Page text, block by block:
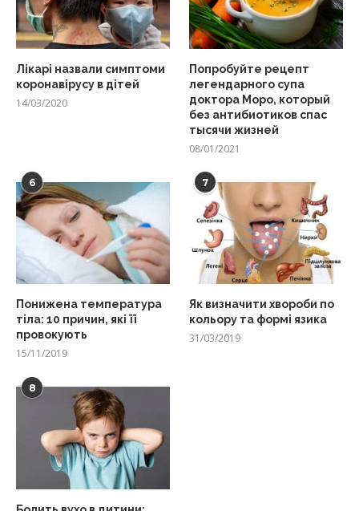
Лікарі назвали симптоми
коронавірусу в дітей
14/03/2020
Попробуйте рецепт
легендарного супа
доктора Моро, который
без антибиотиков спас
тысячи жизней
08/01/2021
6
Понижена температура
тіла: 10 причин, які її
провокують
15/11/2019
7
Як визначити хвороби по
кольору та формі язика
31/03/2019
8